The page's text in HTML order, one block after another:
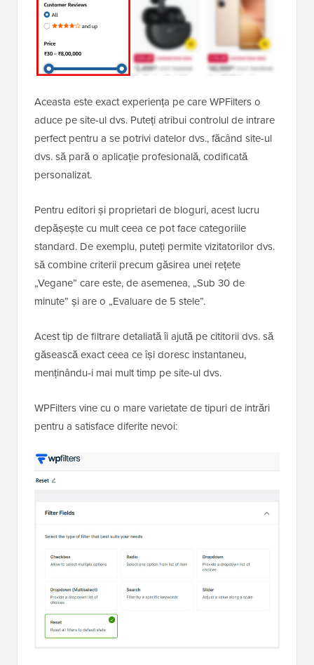
Aceasta este exact experiența pe care WPFilters o
aduce pe site-ul dvs. Puteți atribui controlul de intrare
perfect pentru a se potrivi datelor dvs., făcând site-ul
dvs. să pară o aplicație profesională, codificată
personalizat.
Pentru editori și proprietari de bloguri, acest lucru
depășește cu mult ceea ce pot face categoriile
standard. De exemplu, puteți permite vizitatorilor dvs.
să combine criterii precum găsirea unei rețete
„Vegane” care este, de asemenea, „Sub 30 de
minute” și are o „Evaluare de 5 stele”.
Acest tip de filtrare detaliată îi ajută pe cititorii dvs. să
găsească exact ceea ce își doresc instantaneu,
menținându-i mai mult timp pe site-ul dvs.
WPFilters vine cu o mare varietate de tipuri de intrări
pentru a satisface diferite nevoi: